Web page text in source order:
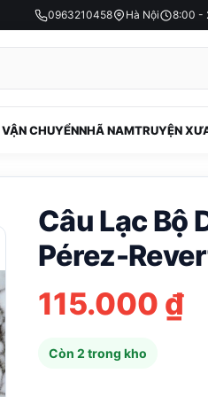
0963210458 Hà Nội 8:00 -
CHUYỂNNHÃ NAMTRUYỆN
Câu Lạc Bộ
Pérez-
115.000 ₫
Còn 2 trong kho